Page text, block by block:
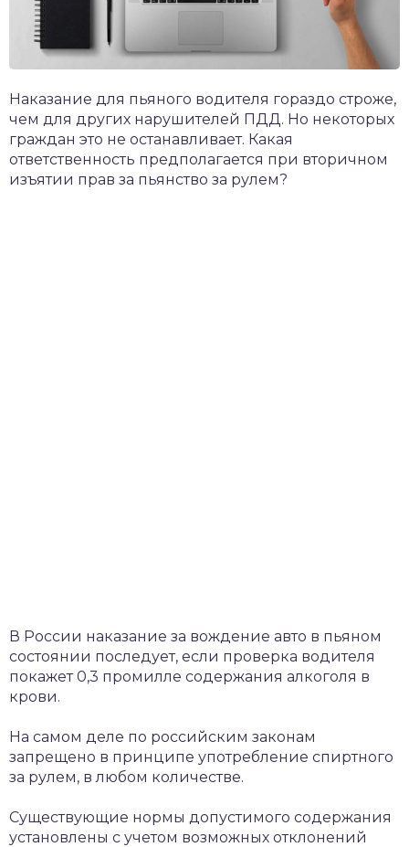
Наказание для пьяного водителя гораздо строже,
чем для других нарушителей ПДД. Но некоторых
граждан это не останавливает. Какая
ответственность предполагается при вторичном
изъятии прав за пьянство за рулем?
В России наказание за вождение авто в пьяном
состоянии последует, если проверка водителя
покажет 0,3 промилле содержания алкоголя в
крови.
На самом деле по российским законам
запрещено в принципе употребление спиртного
за рулем, в любом количестве.
Существующие нормы допустимого содержания
установлены с учетом возможных отклонений